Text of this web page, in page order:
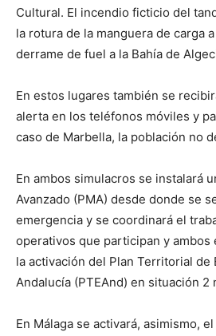
Cultural. El incendio ficticio del
la rotura de la manguera de carga
derrame de fuel a la Bahía de
En estos lugares también se
alerta en los teléfonos móviles y
caso de Marbella, la población no
En ambos simulacros se instalará
Avanzado (PMA) desde donde se
emergencia y se coordinará el
operativos que participan y ambos
la activación del Plan Territorial de
Andalucía (PTEAnd) en situación 2
En Málaga se activará, asimismo, el